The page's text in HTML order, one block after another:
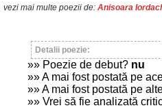
vezi mai multe poezii de: Anisoara
Detalii poezie:
»» Poezie de debut? nu
»» A mai fost postată pe
»» A mai fost postată pe
»» Vrei să fie analizată